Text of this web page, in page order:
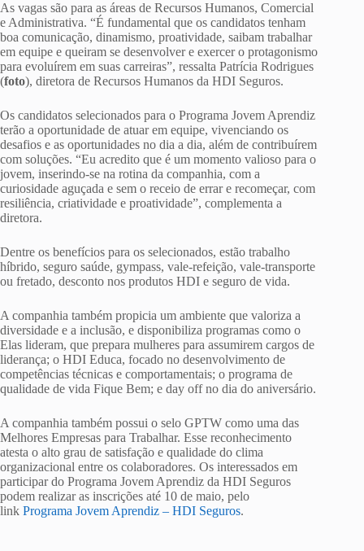
As vagas são para as áreas de Recursos Humanos, Comercial
e Administrativa. “É fundamental que os candidatos tenham
boa comunicação, dinamismo, proatividade, saibam trabalhar
em equipe e queiram se desenvolver e exercer o protagonismo
para evoluírem em suas carreiras”, ressalta Patrícia Rodrigues
(foto), diretora de Recursos Humanos da HDI Seguros.
Os candidatos selecionados para o Programa Jovem Aprendiz
terão a oportunidade de atuar em equipe, vivenciando os
desafios e as oportunidades no dia a dia, além de contribuírem
com soluções. “Eu acredito que é um momento valioso para o
jovem, inserindo-se na rotina da companhia, com a
curiosidade aguçada e sem o receio de errar e recomeçar, com
resiliência, criatividade e proatividade”, complementa a
diretora.
Dentre os benefícios para os selecionados, estão trabalho
híbrido, seguro saúde, gympass, vale-refeição, vale-transporte
ou fretado, desconto nos produtos HDI e seguro de vida.
A companhia também propicia um ambiente que valoriza a
diversidade e a inclusão, e disponibiliza programas como o
Elas lideram, que prepara mulheres para assumirem cargos de
liderança; o HDI Educa, focado no desenvolvimento de
competências técnicas e comportamentais; o programa de
qualidade de vida Fique Bem; e day off no dia do aniversário.
A companhia também possui o selo GPTW como uma das
Melhores Empresas para Trabalhar. Esse reconhecimento
atesta o alto grau de satisfação e qualidade do clima
organizacional entre os colaboradores. Os interessados em
participar do Programa Jovem Aprendiz da HDI Seguros
podem realizar as inscrições até 10 de maio, pelo
link Programa Jovem Aprendiz – HDI Seguros.